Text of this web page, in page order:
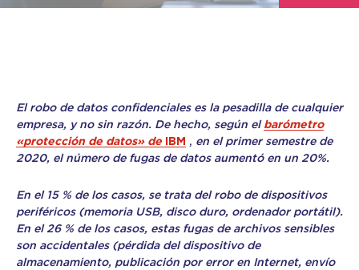
El robo de datos confidenciales es la pesadilla de cualquier
empresa, y no sin razón. De hecho, según el barómetro
«protección de datos» de IBM , en el primer semestre de
2020, el número de fugas de datos aumentó en un 20%.
En el 15 % de los casos, se trata del robo de dispositivos
periféricos (memoria USB, disco duro, ordenador portátil).
En el 26 % de los casos, estas fugas de archivos sensibles
son accidentales (pérdida del dispositivo de
almacenamiento, publicación por error en Internet, envío